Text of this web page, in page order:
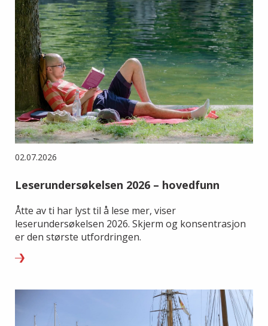
02.07.2026
Leserundersøkelsen 2026 – hovedfunn
Åtte av ti har lyst til å lese mer, viser
leserundersøkelsen 2026. Skjerm og konsentrasjon
er den største utfordringen.